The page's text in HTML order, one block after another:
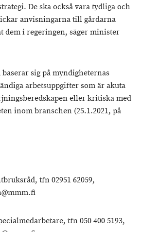
De ska också vara tydliga och
anvisningarna till gårdarna
dem i regeringen, säger minister
sig på myndigheternas
arbetsuppgifter som är akuta
eller kritiska med
inom branschen (25.1.2021, på
tfn 02951 62059,
tfn 050 400 5193,